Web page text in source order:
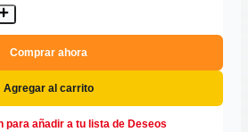
Comprar ahora
Agregar al carrito
para añadir a tu lista de Deseos